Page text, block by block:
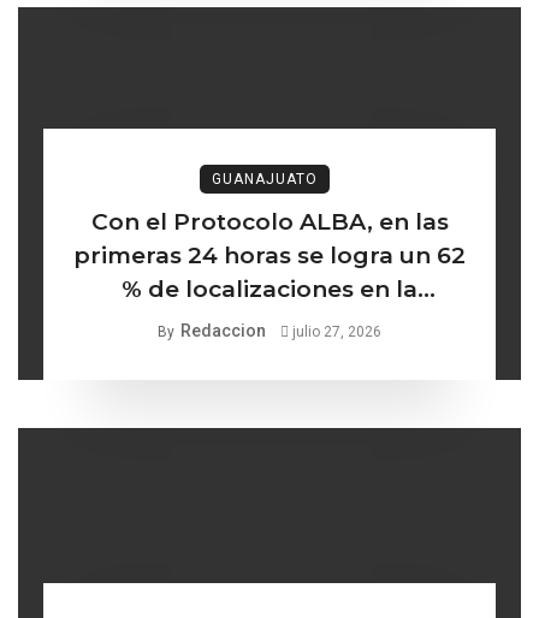
GUANAJUATO
Con el Protocolo ALBA, en las
primeras 24 horas se logra un 62
% de localizaciones en la
búsqueda de mujeres y niñas
By Redaccion julio 27, 2026